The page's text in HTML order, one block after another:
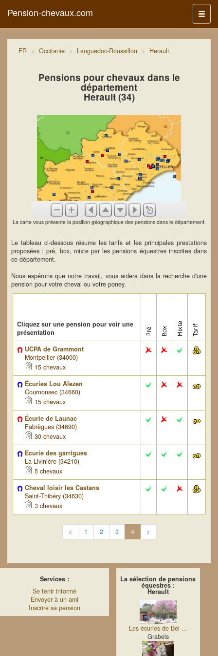
Menu
Pension-chevaux.com
FR Occitanie Languedoc-Roussillon Herault
Pensions pour chevaux dans le
département
Herault (34)
La carte vous présente la position géographique des pensions dans le département.
Le tableau ci-dessous résume les tarifs et les principales prestations
proposées : pré, box, mixte par les pensions équestres inscrites dans
ce département.
Nous espérons que notre travail, vous aidera dans la recherche d'une
pension pour votre cheval ou votre poney.
Cliquez sur une pension pour voir une
présentation
UCPA de Grammont
Montpellier (34000)
15 chevaux
Écuries Lou Alezen
Cournonsec (34660)
15 chevaux
Écurie de Launac
Fabrègues (34690)
30 chevaux
Ecurie des garrigues
La Livinière (34210)
5 chevaux
Cheval loisir les Castans
Saint-Thibéry (34630)
3 chevaux
< 1 2 3 4 >
Services :
Se tenir informé
Envoyer à un ami
Inscrire sa pension
La sélection de pensions
équestres :
Herault
Les écuries de Bel ...
Grabels